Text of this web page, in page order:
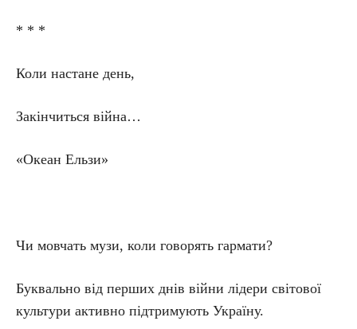
* * *
Коли настане день,
Закінчиться війна…
«Океан Ельзи»
Чи мовчать музи, коли говорять гармати?
Буквально від перших днів війни лідери світової
культури активно підтримують Україну.